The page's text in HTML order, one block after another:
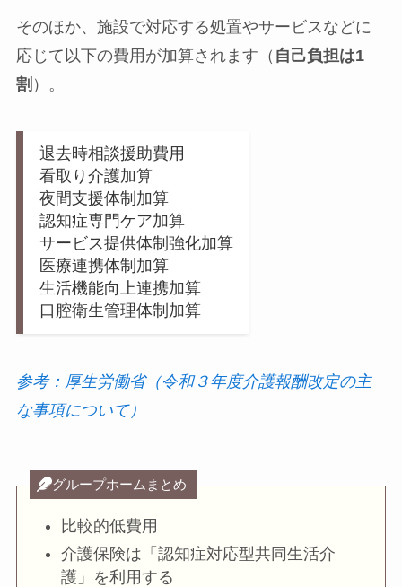
そのほか、施設で対応する処置やサービスなどに
応じて以下の費用が加算されます（ 自己負担は1
割 ）。
退去時相談援助費用
看取り介護加算
夜間支援体制加算
認知症専門ケア加算
サービス提供体制強化加算
医療連携体制加算
生活機能向上連携加算
口腔衛生管理体制加算
参考：厚生労働省（令和３年度介護報酬改定の主
な事項について）
グループホームまとめ
比較的低費用
介護保険は「認知症対応型共同生活介
護」を利用する